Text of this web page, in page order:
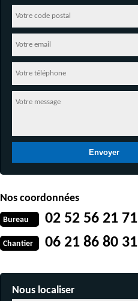
Nos coordonnées
Bureau 02 52 56 21 71
Chantier 06 21 86 80 31
Nous localiser